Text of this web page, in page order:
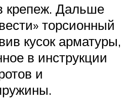
крепеж. Дальше
торсионный
кусок арматуры,
в инструкции
и